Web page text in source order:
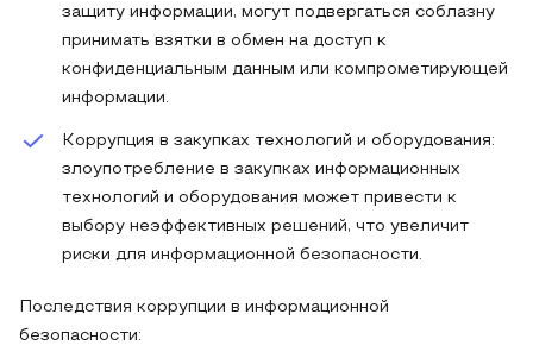
защиту информации, могут подвергаться соблазну
принимать взятки в обмен на доступ к
конфиденциальным данным или компрометирующей
информации.
Коррупция в закупках технологий и оборудования:
злоупотребление в закупках информационных
технологий и оборудования может привести к
выбору неэффективных решений, что увеличит
риски для информационной безопасности.
Последствия коррупции в информационной
безопасности: